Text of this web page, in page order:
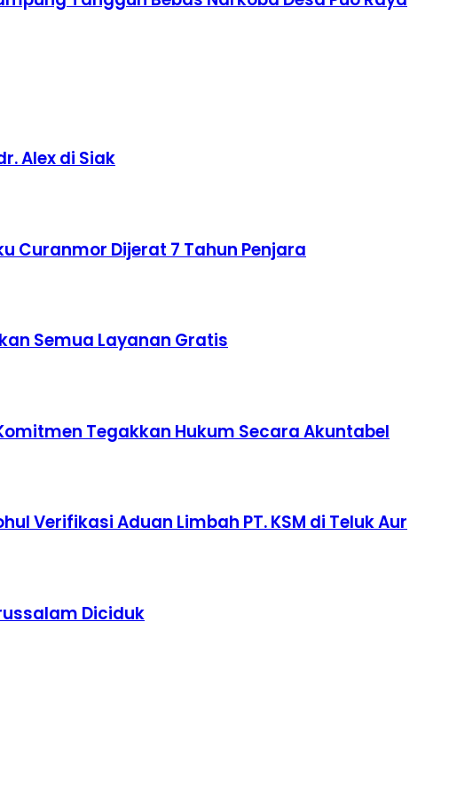
Alex di Siak
Curanmor Dijerat 7 Tahun Penjara
Semua Layanan Gratis
Tegakkan Hukum Secara Akuntabel
Verifikasi Aduan Limbah PT. KSM di Teluk Aur
Diciduk